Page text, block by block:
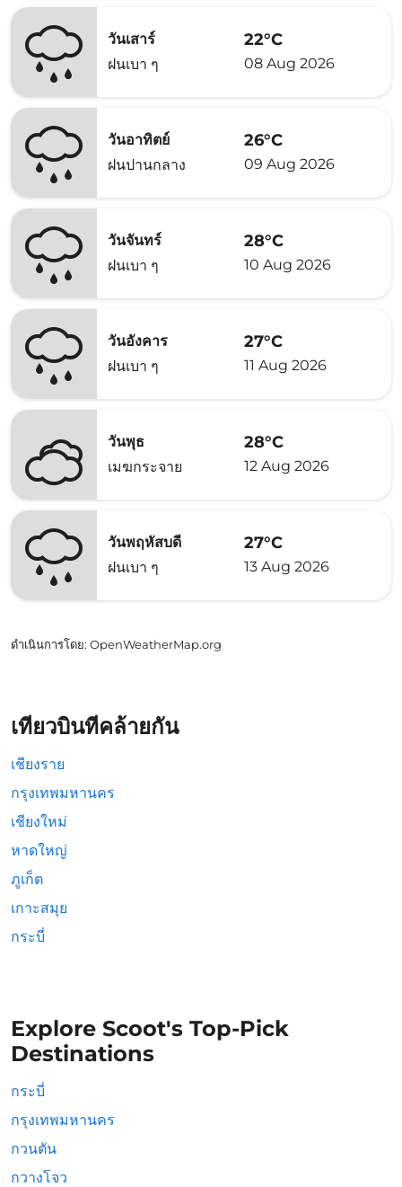
วันเสาร์
ฝนเบา ๆ
22°C
08 Aug 2026
วันอาทิตย์
ฝนปานกลาง
26°C
09 Aug 2026
วันจันทร์
ฝนเบา ๆ
28°C
10 Aug 2026
วันอังคาร
ฝนเบา ๆ
27°C
11 Aug 2026
วันพุธ
เมฆกระจาย
28°C
12 Aug 2026
วันพฤหัสบดี
ฝนเบา ๆ
27°C
13 Aug 2026
ดำเนินการโดย: OpenWeatherMap.org
เที่ยวบินที่คล้ายกัน
เชียงราย
กรุงเทพมหานคร
เชียงใหม่
หาดใหญ่
ภูเก็ต
เกาะสมุย
กระบี่
Explore Scoot's Top-Pick
Destinations
กระบี่
กรุงเทพมหานคร
กวนตัน
กวางโจว